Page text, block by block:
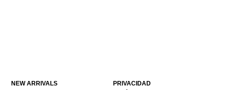
NEW ARRIVALS
PRIVACIDAD